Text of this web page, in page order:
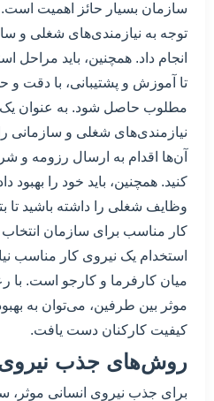
سازمان بسیار حائز اهمیت است.
توجه به نیازمندی‌های شغلی و
انجام داد. همچنین، باید مراحل
تا آموزش و پشتیبانی، با دقت و
مطلوب حاصل شود. به عنوان یک
نیازمندی‌های شغلی و سازمانی
آن‌ها اقدام به ارسال رزومه
کنید. همچنین، باید خود را بهبود
وظایف شغلی را داشته باشید تا
کار مناسب برای سازمان
استخدام یک نیروی کار مناسب
میان کارفرما و کارجو است. با
موثر بین طرفین، می‌توان به
کیفیت کارکنان دست یافت.
روش‌های جذب نیروی
برای جذب نیروی انسانی موثر،